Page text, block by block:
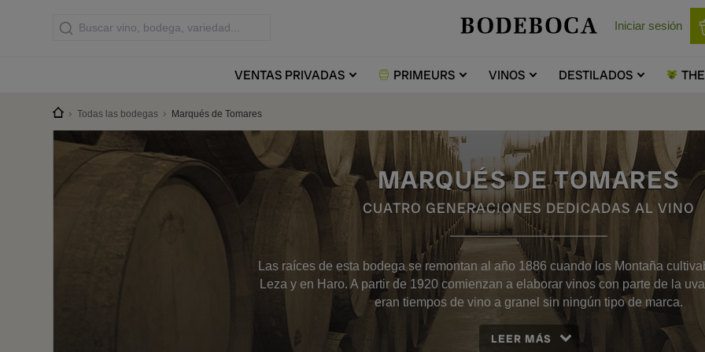
Iniciar sesión
VENTASPRIVADAS PRIMEURS VINOS DESTILADOS THE
Todas las bodegas Marqués de Tomares
MARQUÉS DE TOMARES
CUATRO GENERACIONES DEDICADAS AL VINO
Las raíces de esta bodega se remontan al año 1886 cuando los Montaña
Leza y en Haro. A partir de 1920 comienzan a elaborar vinos con parte de la
eran tiempos de vino a granel sin ningún tipo de marca.
LEER MÁS